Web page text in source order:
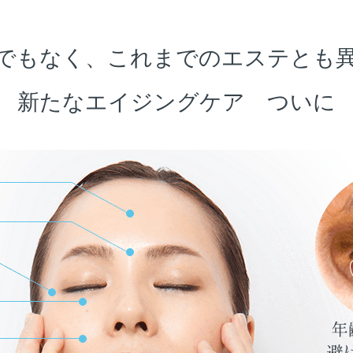
もなく、これまでのエステとも
新たなエイジングケア ついに